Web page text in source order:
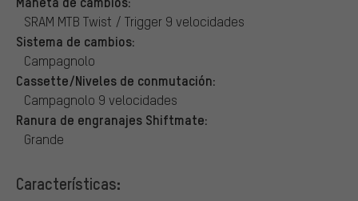
SRAM MTB Twist / Trigger 9 velocidades
Sistema de cambios:
Campagnolo
Cassette/Niveles de conmutación:
Campagnolo 9 velocidades
Ranura de engranajes Shiftmate:
Grande
Características: